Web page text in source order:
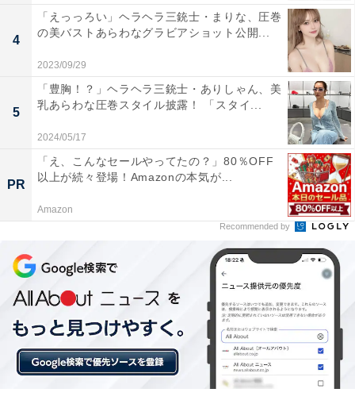
4
「えっっろい」ヘラヘラ三銃士・まりな、圧巻
の美バストあらわなグラビアショット公開...
2023/09/29
5
「豊胸！？」ヘラヘラ三銃士・ありしゃん、美
乳あらわな圧巻スタイル披露！ 「スタイ...
2024/05/17
PR
「え、こんなセールやってたの？」80％OFF
以上が続々登場！Amazonの本気が...
Amazon
Recommended by